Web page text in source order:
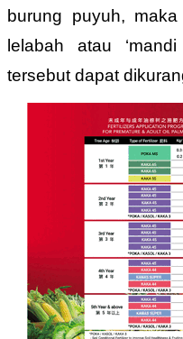
burung puyuh,
lelabah atau
tersebut dapat